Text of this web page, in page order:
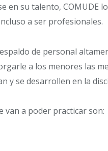
en su talento, COMUDE
a ser profesionales.
de personal
a los menores las
y se desarrollen en la
van a poder practicar son: